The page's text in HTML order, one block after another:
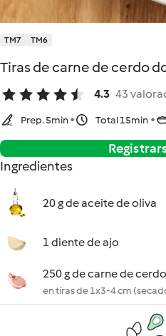
TM7 TM6
Tiras de carne de cerdo
4.3 43
Prep. 5min Total 15min
Ingredientes
20 g de aceite de oliva
1 diente de ajo
250 g de carne de cerdo
en tiras de 1x3-4 cm